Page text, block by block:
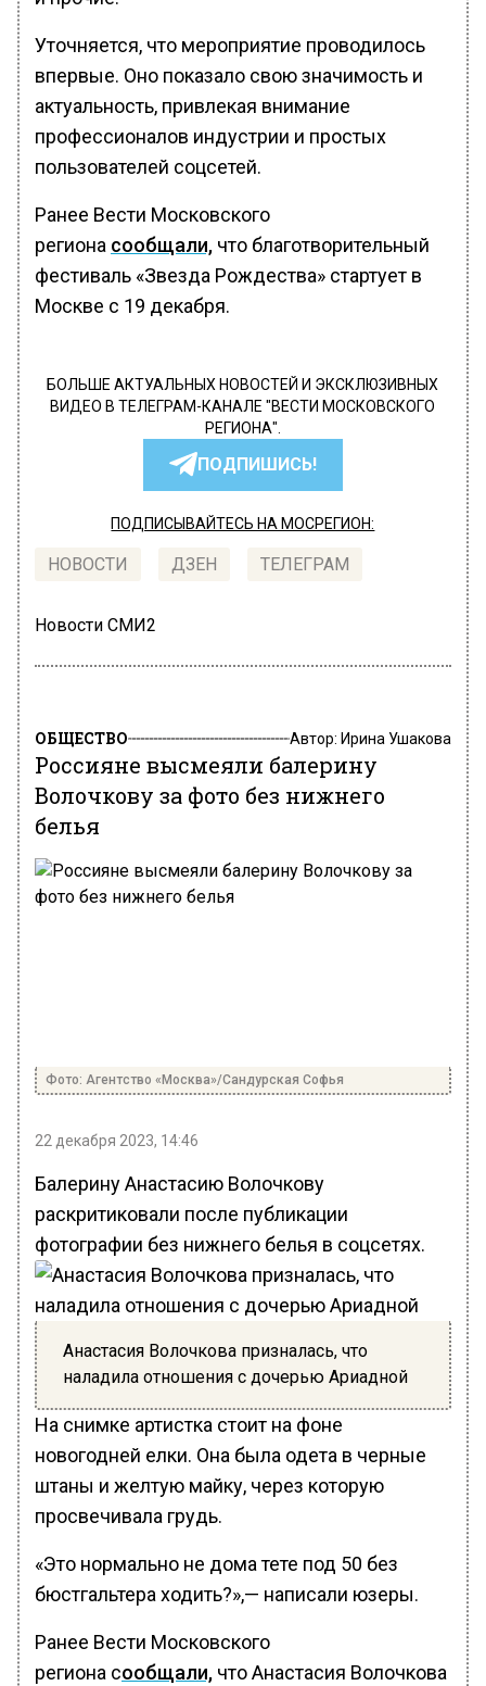
Уточняется, что мероприятие проводилось
впервые. Оно показало свою значимость и
актуальность, привлекая внимание
профессионалов индустрии и простых
пользователей соцсетей.
Ранее Вести Московского
региона сообщали, что благотворительный
фестиваль «Звезда Рождества» стартует в
Москве с 19 декабря.
БОЛЬШЕ АКТУАЛЬНЫХ НОВОСТЕЙ И ЭКСКЛЮЗИВНЫХ
ВИДЕО В ТЕЛЕГРАМ-КАНАЛЕ "ВЕСТИ МОСКОВСКОГО
РЕГИОНА".
ПОДПИШИСЬ!
ПОДПИСЫВАЙТЕСЬ НА МОСРЕГИОН:
НОВОСТИ ДЗЕН ТЕЛЕГРАМ
Новости СМИ2
ОБЩЕСТВО Автор: Ирина Ушакова
Россияне высмеяли балерину
Волочкову за фото без нижнего
белья
Фото: Агентство «Москва»/Сандурская Софья
22 декабря 2023, 14:46
Балерину Анастасию Волочкову
раскритиковали после публикации
фотографии без нижнего белья в соцсетях.
Анастасия Волочкова призналась, что
наладила отношения с дочерью Ариадной
На снимке артистка стоит на фоне
новогодней елки. Она была одета в черные
штаны и желтую майку, через которую
просвечивала грудь.
«Это нормально не дома тете под 50 без
бюстгальтера ходить?»,— написали юзеры.
Ранее Вести Московского
региона сообщали, что Анастасия Волочкова